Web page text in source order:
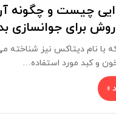
چیست و چگونه آن
با نام دیتاکس نیز
و کبد مورد استفاده…
»